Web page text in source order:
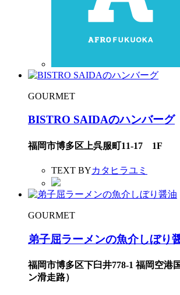
GOURMET
BISTRO SAIDAのハンバーグ
福岡市博多区上呉服町11-17 1F
TEXT BYカタヒラユミ
GOURMET
弟子屈ラーメンの魚介しぼり
福岡市博多区下臼井778-1 福岡空港
ン滑走路）